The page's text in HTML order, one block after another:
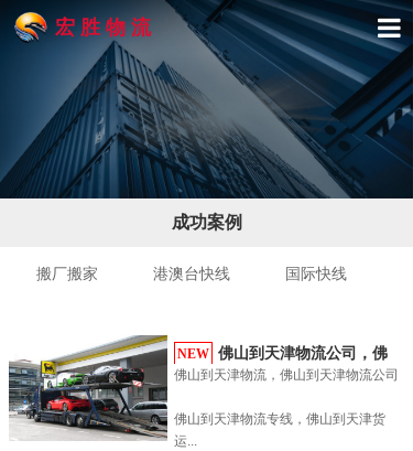
宏 胜 物 流
首
关
成功案例
搬厂搬家 港澳台快线 国际快线
NEW
佛山到天津物流公司，佛
山到...
佛山到天津物流，佛山到天津物流公司
佛山到天津物流专线，佛山到天津货
运...